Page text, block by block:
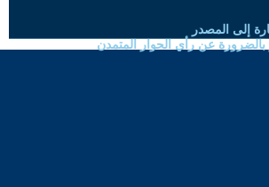
إلى المصدر
بالضرورة عن رأي الحوار المتمدن